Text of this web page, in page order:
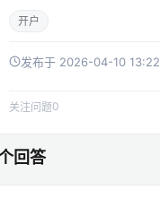
开户
发布于 2026-04-10 13:22
关注问题0
回答